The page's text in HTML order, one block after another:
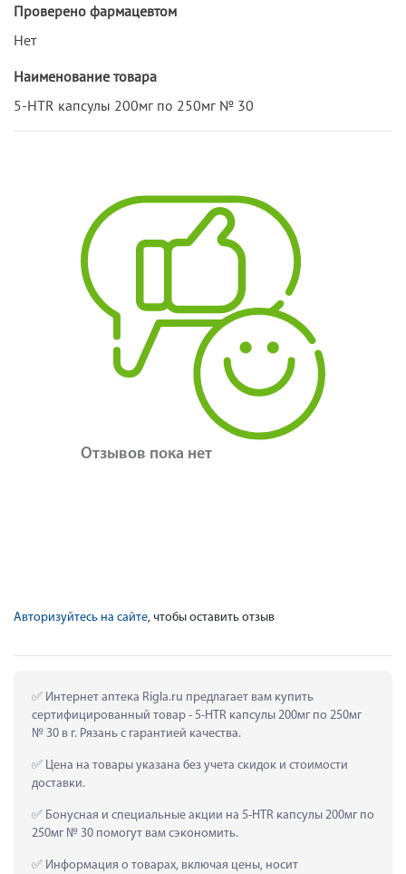
Проверено фармацевтом
Нет
Наименование товара
5-HTR капсулы 200мг по 250мг № 30
Отзывов пока нет
Авторизуйтесь на сайте, чтобы оставить отзыв
Интернет аптека Rigla.ru предлагает вам купить
сертифицированный товар - 5-HTR капсулы 200мг по 250мг
№ 30 в г. Рязань с гарантией качества.
Цена на товары указана без учета скидок и стоимости
доставки.
Бонусная и специальные акции на 5-HTR капсулы 200мг по
250мг № 30 помогут вам сэкономить.
Информация о товарах, включая цены, носит